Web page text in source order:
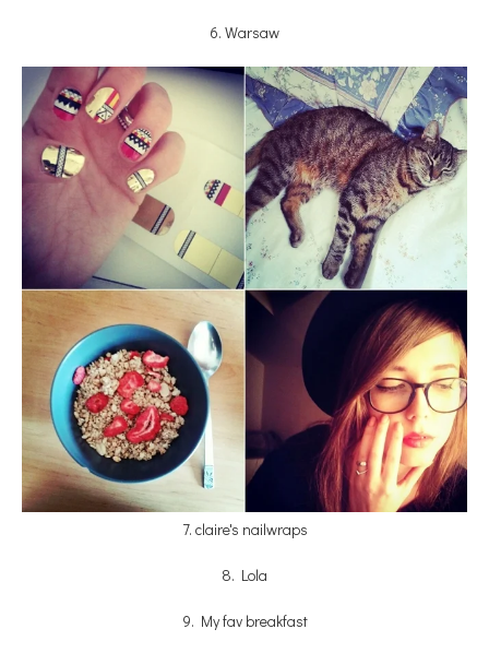
6. Warsaw
7. claire's nailwraps
8. Lola
9. My fav breakfast